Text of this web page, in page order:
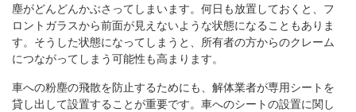
塵がどんどんかぶさってしまいます。何日も放置しておくと、フ
ロントガラスから前面が見えないような状態になることもありま
す。そうした状態になってしまうと、所有者の方からのクレーム
につながってしまう可能性も高まります。
車への粉塵の飛散を防止するためにも、解体業者が専用シートを
貸し出して設置することが重要です。車へのシートの設置に関し